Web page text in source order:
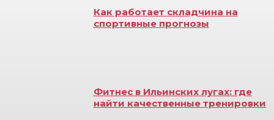
Как работает складчина на
спортивные прогнозы
Фитнес в Ильинских лугах: где
найти качественные тренировки